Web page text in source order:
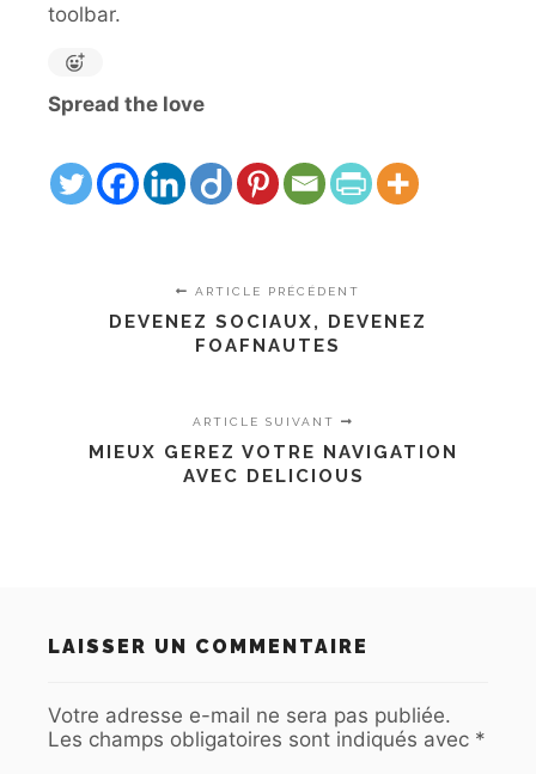
toolbar.
Spread the love
ARTICLE PRÉCÉDENT
DEVENEZ SOCIAUX, DEVENEZ
FOAFNAUTES
ARTICLE SUIVANT
MIEUX GEREZ VOTRE NAVIGATION
AVEC DELICIOUS
LAISSER UN COMMENTAIRE
Votre adresse e-mail ne sera pas publiée.
Les champs obligatoires sont indiqués avec *